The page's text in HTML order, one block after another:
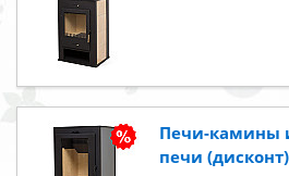
Печи-камины
печи (дисконт)